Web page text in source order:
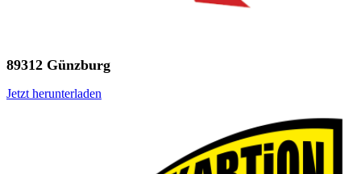
89312 Günzburg
Jetzt herunterladen